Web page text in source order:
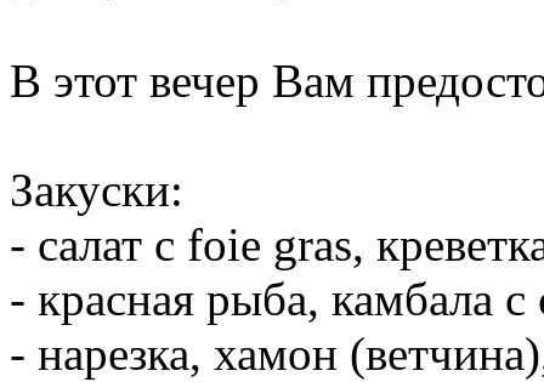
В этот вечер Вам
Закуски:
- салат с foie gras,
- красная рыба, камбала с
- нарезка, хамон